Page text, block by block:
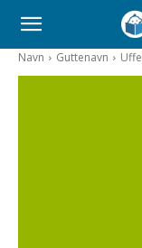
Navn Guttenavn Uffe